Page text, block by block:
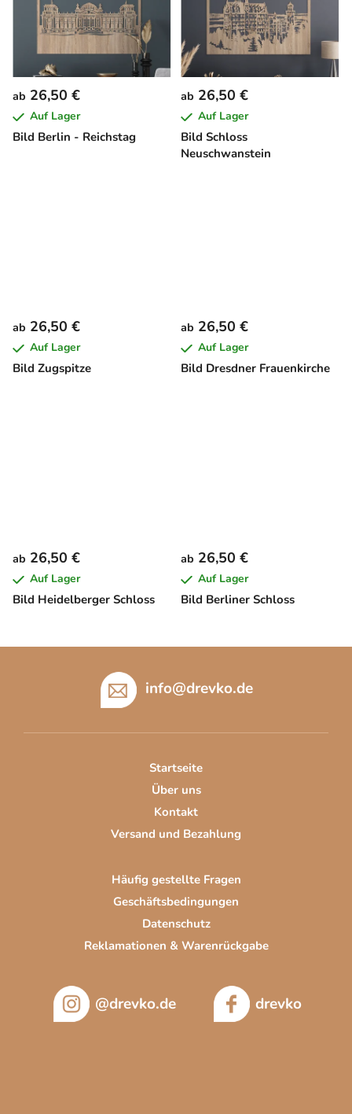
Bild Berlin - Reichstag
ab 26,50 €
Auf Lager
Bild Schloss
Neuschwanstein
ab 26,50 €
Auf Lager
Bild Zugspitze
ab 26,50 €
Auf Lager
Bild Dresdner Frauenkirche
ab 26,50 €
Auf Lager
Bild Heidelberger Schloss
ab 26,50 €
Auf Lager
Bild Berliner Schloss
ab 26,50 €
Auf Lager
info@drevko.de
Startseite
Über uns
Kontakt
Versand und Bezahlung
Häufig gestellte Fragen
Geschäftsbedingungen
Datenschutz
Reklamationen & Warenrückgabe
@drevko.de drevko